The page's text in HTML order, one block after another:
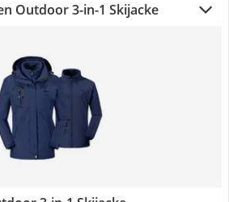
Outdoor 3-in-1 Skijacke